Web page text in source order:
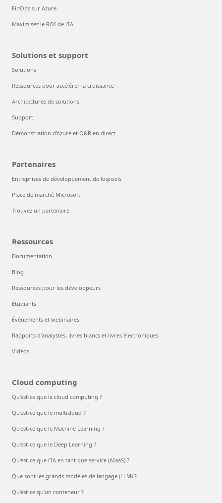
FinOps sur Azure
Maximisez le ROI de l’IA
Solutions et support
Solutions
Ressources pour accélérer la croissance
Architectures de solutions
Support
Démonstration d’Azure et Q&R en direct
Partenaires
Entreprises de développement de logiciels
Place de marché Microsoft
Trouvez un partenaire
Ressources
Documentation
Blog
Ressources pour les développeurs
Étudiants
Événements et webinaires
Rapports d’analystes, livres blancs et livres électroniques
Vidéos
Cloud computing
Qu’est-ce que le cloud computing ?
Qu’est-ce que le multicloud ?
Qu’est-ce que le Machine Learning ?
Qu’est-ce que le Deep Learning ?
Qu’est-ce que l’IA en tant que service (AIaaS) ?
Que sont les grands modèles de langage (LLM) ?
Qu’est-ce qu’un conteneur ?